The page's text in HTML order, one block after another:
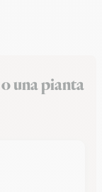
una pianta